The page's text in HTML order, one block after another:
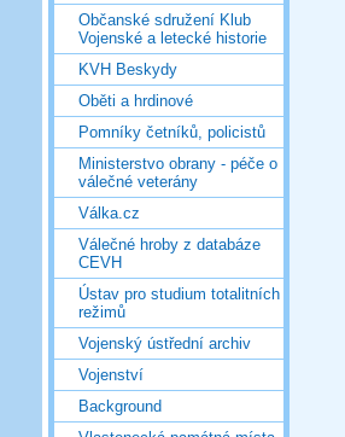
Občanské sdružení Klub
Vojenské a letecké historie
KVH Beskydy
Oběti a hrdinové
Pomníky četníků, policistů
Ministerstvo obrany - péče o
válečné veterány
Válka.cz
Válečné hroby z databáze
CEVH
Ústav pro studium totalitních
režimů
Vojenský ústřední archiv
Vojenství
Background